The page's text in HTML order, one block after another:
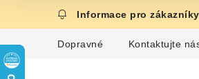
obsah
Dopravné Kontaktujte